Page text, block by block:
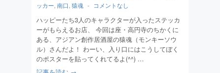
ッカー, 南口, 猿魂 - コメントなし
ハッピーたち3人のキャラクターが入ったステッカ
ーがもらえるお店、 今回は座・高円寺のちかくに
ある、アジアン創作居酒屋の猿魂（モンキーソウ
ル）さんだよ！ わーい、入り口にはこうしてぼく
のポスターを貼ってくれてるよ(^^) …